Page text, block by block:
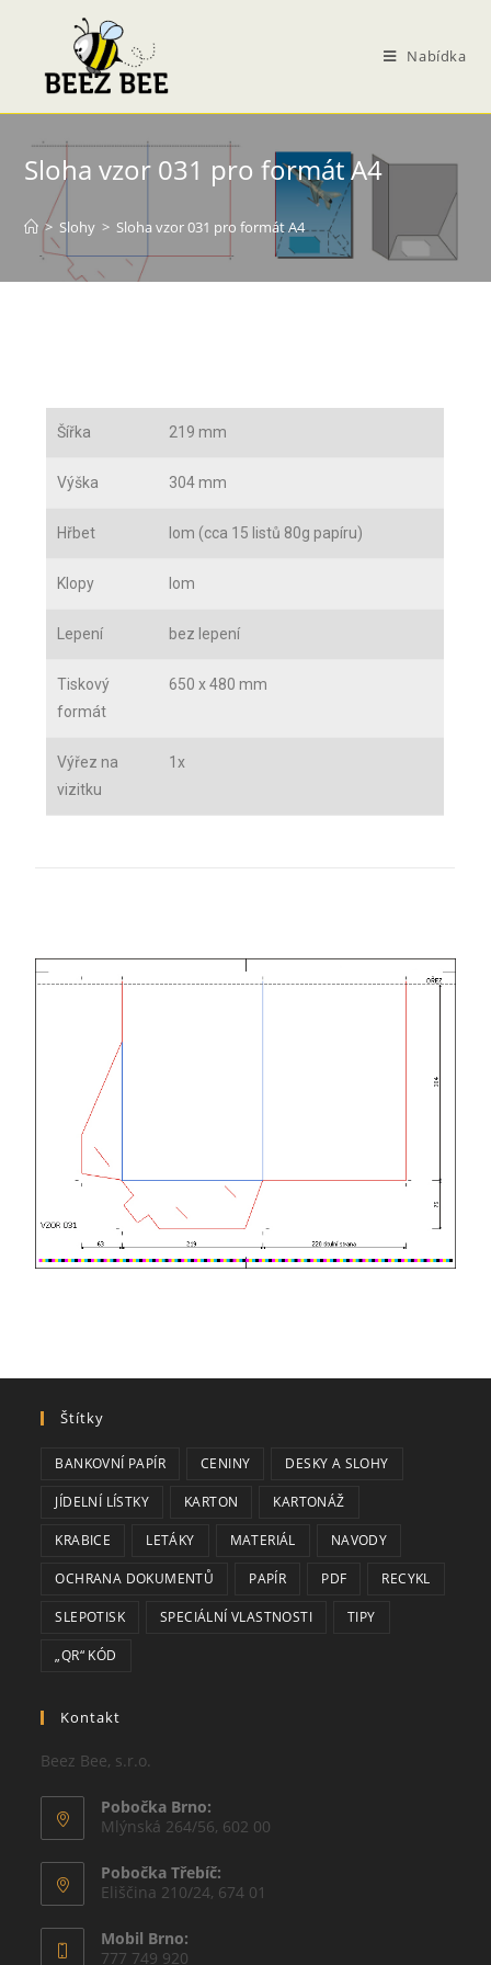
Nabídka
Sloha vzor 031 pro formát A4
> Slohy > Sloha vzor 031 pro formát A4
Šířka 219 mm
Výška 304 mm
Hřbet lom (cca 15 listů 80g papíru)
Klopy lom
Lepení bez lepení
Tiskový
formát
650 x 480 mm
Výřez na
vizitku
1x
Štítky
BANKOVNÍ PAPÍR CENINY DESKY A SLOHY
JÍDELNÍ LÍSTKY KARTON KARTONÁŽ
KRABICE LETÁKY MATERIÁL NAVODY
OCHRANA DOKUMENTŮ PAPÍR PDF RECYKL
SLEPOTISK SPECIÁLNÍ VLASTNOSTI TIPY
„QR“ KÓD
Kontakt
Beez Bee, s.r.o.
Pobočka Brno:
Mlýnská 264/56, 602 00
Pobočka Třebíč:
Eliščina 210/24, 674 01
Mobil Brno:
777 749 920